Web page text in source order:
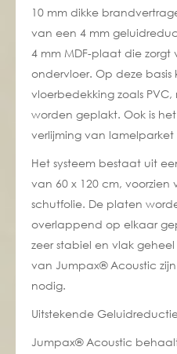
10 mm dikke
van een 4 mm
4 mm MDF-plaat die
ondervloer. Op deze
vloerbedekking zoals
worden geplakt. Ook is
verlijming van lamelparket
Het systeem bestaat uit
van 60 x 120 cm,
schutfolie. De platen
overlappend op elkaar
zeer stabiel en vlak
van Jumpax® Acoustic
nodig.
Uitstekende
Jumpax® Acoustic